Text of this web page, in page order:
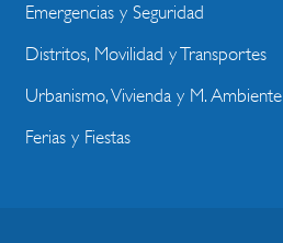
Emergencias y Seguridad
Distritos, Movilidad y Transportes
Urbanismo, Vivienda y M. Ambiente
Ferias y Fiestas